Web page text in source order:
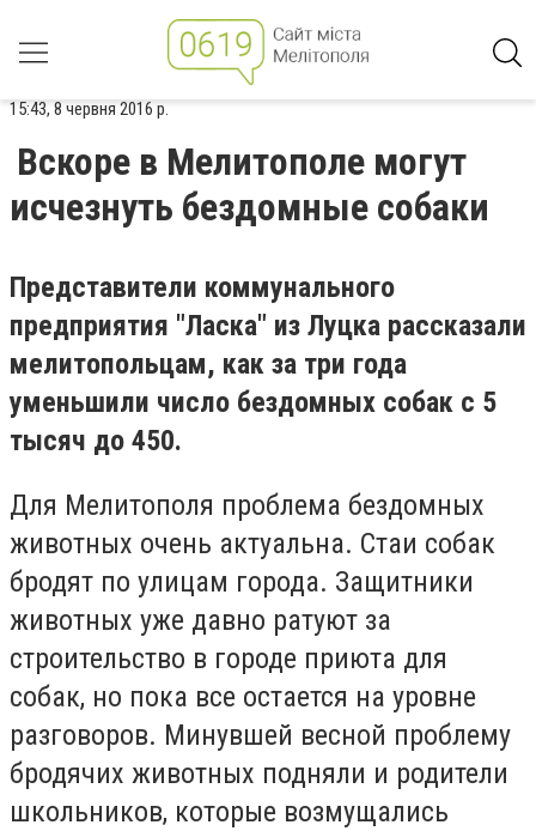
15:43, 8 червня 2016 р.
Вскоре в Мелитополе могут
исчезнуть бездомные собаки
Представители коммунального
предприятия "Ласка" из Луцка рассказали
мелитопольцам, как за три года
уменьшили число бездомных собак с 5
тысяч до 450.
Для Мелитополя проблема бездомных
животных очень актуальна. Стаи собак
бродят по улицам города. Защитники
животных уже давно ратуют за
строительство в городе приюта для
собак, но пока все остается на уровне
разговоров. Минувшей весной проблему
бродячих животных подняли и родители
школьников, которые возмущались